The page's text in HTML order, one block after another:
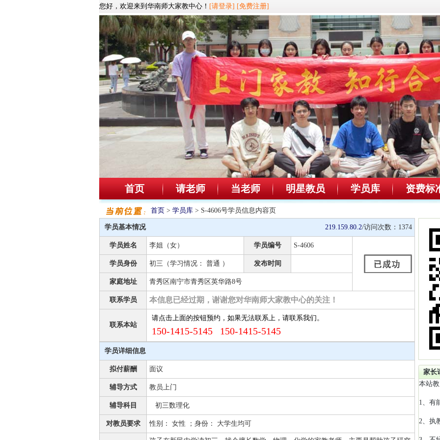
您好，欢迎来到华南师大家教中心！ [请登录] [免费注册]
首页 请老师 当老师 明星教员 学员库 资费标
首页 > 学员库 > S-4606号学员信息内容页
学员基本情况 219.159.80.2/访问次数： 1374
学员姓名 李姐（女） 学员编号 S-4606
学员身份 初三（学习情况： 普通 ） 发布时间
家庭地址 青秀区南宁市青秀区英华路8号
联系学员 本信息已经过期，谢谢您对华南师大家教中心的关注！
联系本站
请点击上面的按钮预约，如果无法联系上，请联系我们。
150-1415-5145 150-1415-5145
学员详细信息
拟付薪酬 面议
辅导方式 教员上门
辅导科目 初三数理化
对教员要求 性别： 女性 ；身份： 大学生均可
家长
本站
1、有
2、执